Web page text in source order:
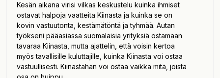
Kesän aikana virisi vilkas keskustelu kuinka ihmiset
ostavat halpoja vaatteita Kiinasta ja kuinka se on
kovin vastuutonta, kestämätöntä ja tyhmää. Autan
työkseni pääasiassa suomalaisia yrityksiä ostamaan
tavaraa Kiinasta, mutta ajattelin, että voisin kertoa
myös tavallisille kuluttajille, kuinka Kiinasta voi ostaa
vastuullisesti. Kiinastahan voi ostaa vaikka mitä, joista